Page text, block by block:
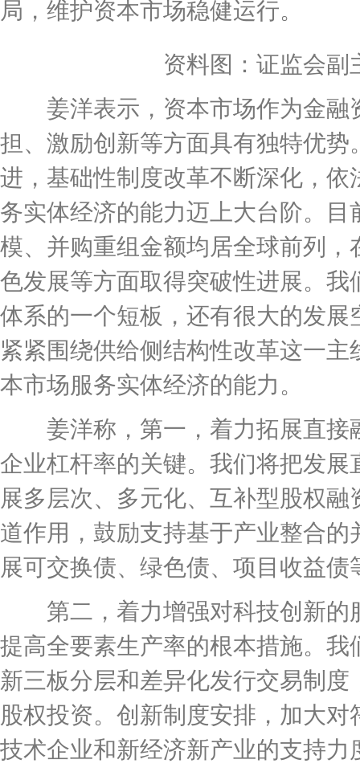
局，维护资本市场稳健运行。
资料图：证监会副
姜洋表示，资本市场作为金融
担、激励创新等方面具有独特优
进，基础性制度改革不断深化，
务实体经济的能力迈上大台阶。
模、并购重组金额均居全球前列
色发展等方面取得突破性进展。
体系的一个短板，还有很大的发
紧紧围绕供给侧结构性改革这一
本市场服务实体经济的能力。
姜洋称，第一，着力拓展直接
企业杠杆率的关键。我们将把发
展多层次、多元化、互补型股权
道作用，鼓励支持基于产业整合
展可交换债、绿色债、项目收益
第二，着力增强对科技创新的
提高全要素生产率的根本措施。
新三板分层和差异化发行交易制
股权投资。创新制度安排，加大
技术企业和新经济新产业的支持力